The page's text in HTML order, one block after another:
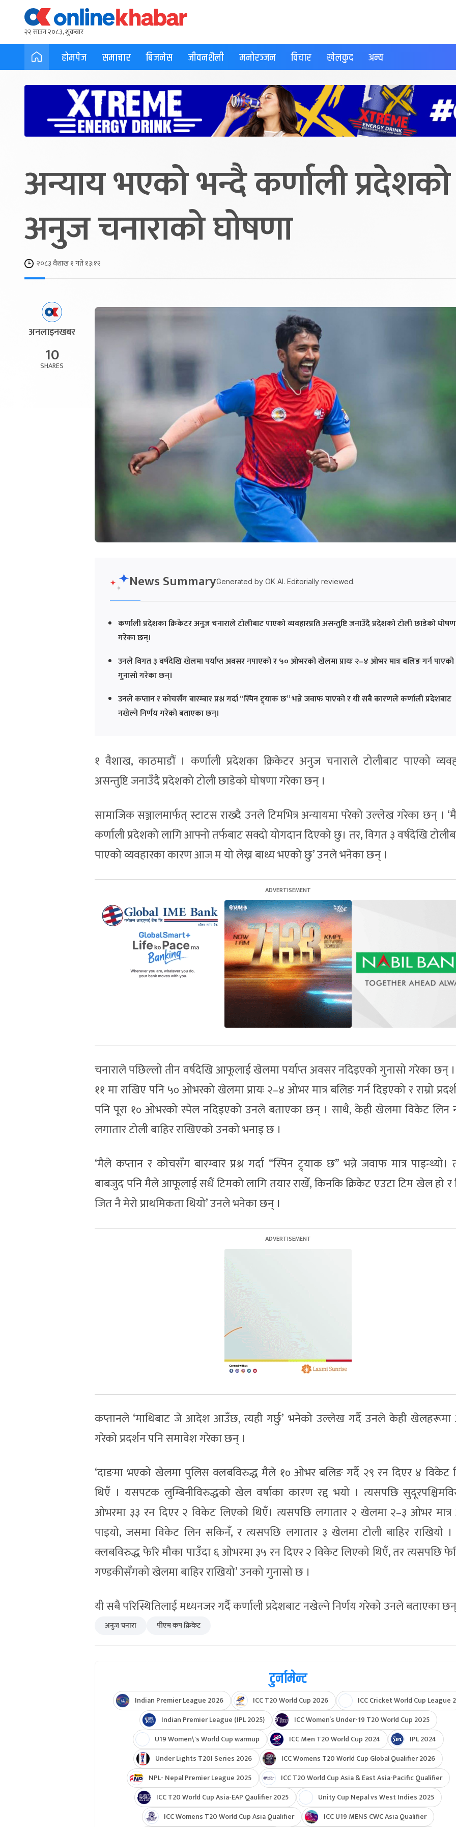
२२ साउन २०८३, शुक्रबार
होमपेज समाचार बिजनेस जीवनशैली मनोरञ्जन विचार खेलकुद अन्य
अन्याय भएको भन्दै कर्णाली
अनुज चनाराको घोषणा
२०८३ वैशाख १ गते १३:१२
अनलाइनखबर
10
SHARES
News SummaryGenerated by OK AI. Editorially reviewed.
कर्णाली प्रदेशका क्रिकेटर अनुज चनाराले टोलीबाट पाएको व्यवहारप्रति असन्तुष्टि जनाउँदै प्रदेशको टोली छाडेको
गरेका छन्।
उनले विगत ३ वर्षदेखि खेलमा पर्याप्त अवसर नपाएको र ५० ओभरको खेलमा प्रायः २–४ ओभर मात्र बलिङ गर्न पाएको
गुनासो गरेका छन्।
उनले कप्तान र कोचसँग बारम्बार प्रश्न गर्दा “स्पिन ट्र्याक छ” भन्ने जवाफ पाएको र यी सबै कारणले कर्णाली प्रदेशबाट
नखेल्ने निर्णय गरेको बताएका छन्।
१ वैशाख, काठमाडौं । कर्णाली प्रदेशका क्रिकेटर अनुज चनाराले टोलीबाट पाएको
असन्तुष्टि जनाउँदै प्रदेशको टोली छाडेको घोषणा गरेका छन् ।
सामाजिक सञ्जालमार्फत् स्टाटस राख्दै उनले टिमभित्र अन्यायमा परेको उल्लेख गरेका छन् ।
कर्णाली प्रदेशको लागि आफ्नो तर्फबाट सक्दो योगदान दिएको छु। तर, विगत ३ वर्षदेखि
पाएको व्यवहारका कारण आज म यो लेख्न बाध्य भएको छु’ उनले भनेका छन् ।
चनाराले पछिल्लो तीन वर्षदेखि आफूलाई खेलमा पर्याप्त अवसर नदिइएको गुनासो गरेका छन्
११ मा राखिए पनि ५० ओभरको खेलमा प्रायः २–४ ओभर मात्र बलिङ गर्न दिइएको र राम्रो
पनि पूरा १० ओभरको स्पेल नदिइएको उनले बताएका छन् । साथै, केही खेलमा विकेट लिन
लगातार टोली बाहिर राखिएको उनको भनाइ छ ।
‘मैले कप्तान र कोचसँग बारम्बार प्रश्न गर्दा “स्पिन ट्र्याक छ” भन्ने जवाफ मात्र पाइन्थ्यो।
बाबजुद पनि मैले आफूलाई सधैं टिमको लागि तयार राखेँ, किनकि क्रिकेट एउटा टिम खेल हो र
जित नै मेरो प्राथमिकता थियो’ उनले भनेका छन् ।
कप्तानले ‘माथिबाट जे आदेश आउँछ, त्यही गर्छु’ भनेको उल्लेख गर्दै उनले केही
गरेको प्रदर्शन पनि समावेश गरेका छन् ।
‘दाङमा भएको खेलमा पुलिस क्लबविरुद्ध मैले १० ओभर बलिङ गर्दै २९ रन दिएर ४ विकेट
थिएँ । यसपटक लुम्बिनीविरुद्धको खेल वर्षाका कारण रद्द भयो । त्यसपछि
ओभरमा ३३ रन दिएर २ विकेट लिएको थिएँ। त्यसपछि लगातार २ खेलमा २–३ ओभर
पाइयो, जसमा विकेट लिन सकिनँ, र त्यसपछि लगातार ३ खेलमा टोली बाहिर राखियो
क्लबविरुद्ध फेरि मौका पाउँदा ६ ओभरमा ३५ रन दिएर २ विकेट लिएको थिएँ, तर त्यसपछि
गण्डकीसँगको खेलमा बाहिर राखियो’ उनको गुनासो छ ।
यी सबै परिस्थितिलाई मध्यनजर गर्दै कर्णाली प्रदेशबाट नखेल्ने निर्णय गरेको उनले बताएका
अनुज चनारा पीएम कप क्रिकेट
टुर्नामेन्ट
Indian Premier League 2026 ICC T20 World Cup 2026
ICC Cricket World Cup League 2
Indian Premier League (IPL 2025)
ICC Women’s Under-19 T20 World Cup 2025
U19 Women\'s World Cup warmup
ICC Men T20 World Cup 2024
IPL 2024
Under Lights T20I Series 2026
ICC Womens T20 World Cup Global Qualifier 2026
NPL- Nepal Premier League 2025
ICC T20 World Cup Asia & East Asia-Pacific Qualifier
ICC T20 World Cup Asia-EAP Qaulifier 2025
Unity Cup Nepal vs West Indies 2025
ICC Womens T20 World Cup Asia Qualifier
ICC U19 MENS CWC Asia Qualifier